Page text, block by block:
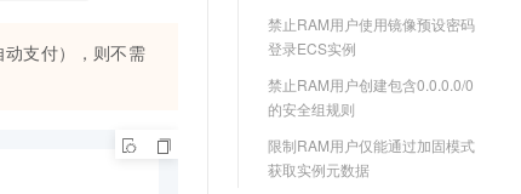
支付），则不需
禁止RAM用户使用镜像预设密码
登录ECS实例
禁止RAM用户创建包含0.0.0.0/0
的安全组规则
限制RAM用户仅能通过加固模式
获取实例元数据